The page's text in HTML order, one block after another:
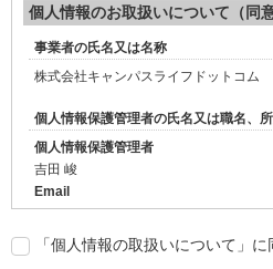
個人情報のお取扱いについて（同意
事業者の氏名又は名称
株式会社キャンパスライフドットコム
個人情報保護管理者の氏名又は職名、
個人情報保護管理者
吉田 峻
Email
info@tsukuie.com
お問い合わせフォームで取得した個人
「個人情報の取扱いについて」に